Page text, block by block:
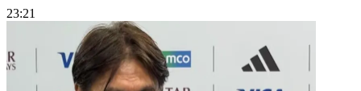
23:21